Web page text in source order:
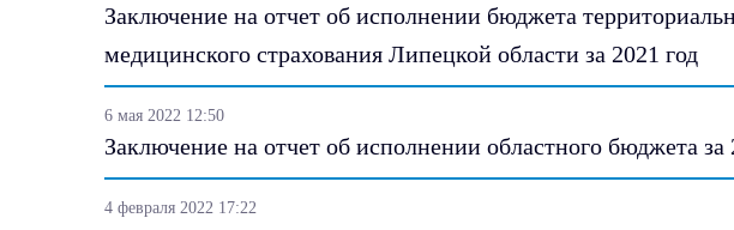
Заключение на отчет об исполнении бюджета
медицинского страхования Липецкой области за 2021 год
6 мая 2022 12:50
Заключение на отчет об исполнении областного бюджета за
4 февраля 2022 17:22